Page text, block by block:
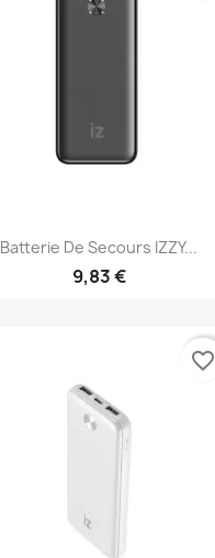
Batterie De Secours IZZY...
9,83 €
favorite_border